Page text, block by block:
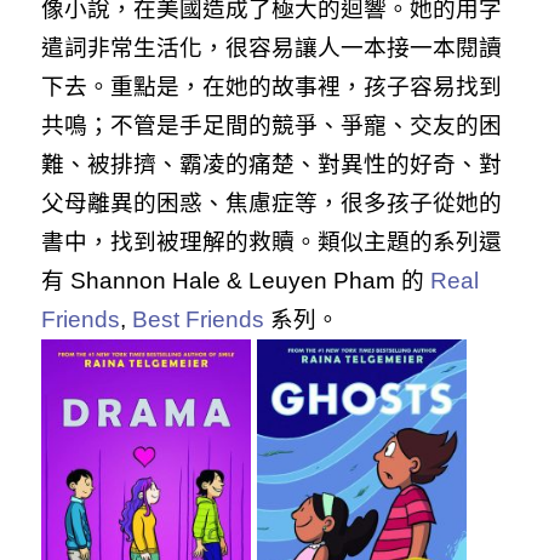
像小說，在美國造成了極大的迴響。她的用字
遣詞非常生活化，很容易讓人一本接一本閱讀
下去。重點是，在她的故事裡，孩子容易找到
共鳴；不管是手足間的競爭、爭寵、交友的困
難、被排擠、霸凌的痛楚、對異性的好奇、對
父母離異的困惑、焦慮症等，很多孩子從她的
書中，找到被理解的救贖。類似主題的系列還
有 Shannon Hale & Leuyen Pham 的 Real
Friends, Best Friends 系列。